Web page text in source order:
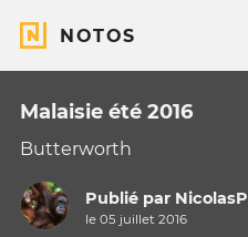
NOTOS
Malaisie été 2016
Butterworth
Publié par NicolasP
le 05 juillet 2016